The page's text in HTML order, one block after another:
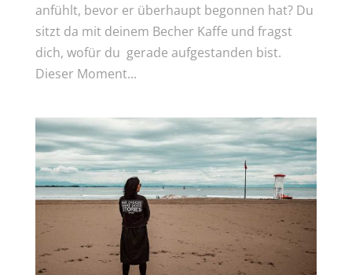
anfühlt, bevor er überhaupt begonnen hat? Du
sitzt da mit deinem Becher Kaffe und fragst
dich, wofür du gerade aufgestanden bist.
Dieser Moment...